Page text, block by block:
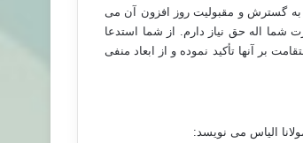
گسترش و مقبولیت روز افزون آن می
شما اله حق نیاز دارم. از شما استدعا
بر آنها تأکید نموده و از ابعاد منفی
الیاس می نویسد: